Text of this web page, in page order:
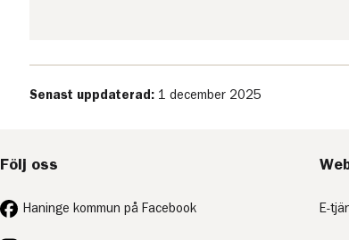
Senast uppdaterad: 1 december 2025
Följ oss
Haninge kommun på Facebook E-